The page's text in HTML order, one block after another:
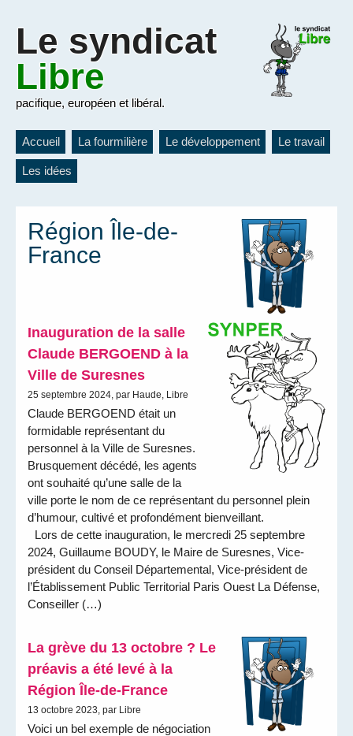
Le syndicat
Libre
pacifique, européen et libéral.
Accueil La fourmilière Le développement Le travail
Les idées
Région Île-de-
France
Inauguration de la salle
Claude BERGOEND à la
Ville de Suresnes
25 septembre 2024, par Haude, Libre
Claude BERGOEND était un
formidable représentant du
personnel à la Ville de Suresnes.
Brusquement décédé, les agents
ont souhaité qu’une salle de la
ville porte le nom de ce représentant du personnel plein
d’humour, cultivé et profondément bienveillant.
Lors de cette inauguration, le mercredi 25 septembre
2024, Guillaume BOUDY, le Maire de Suresnes, Vice-
président du Conseil Départemental, Vice-président de
l’Établissement Public Territorial Paris Ouest La Défense,
Conseiller (…)
La grève du 13 octobre ? Le
préavis a été levé à la
Région Île-de-France
13 octobre 2023, par Libre
Voici un bel exemple de négociation